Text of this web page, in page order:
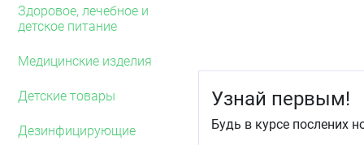
Здоровое, лечебное и
детское питание
Медицинские изделия
Детские товары
Дезинфицирующие
прогрессирования
Не повышает
исходов у пациентов с
Узнай первым!
Будь в курсе послених